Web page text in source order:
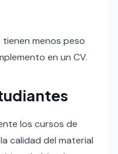
menos peso
en un CV.
los cursos de
calidad del material